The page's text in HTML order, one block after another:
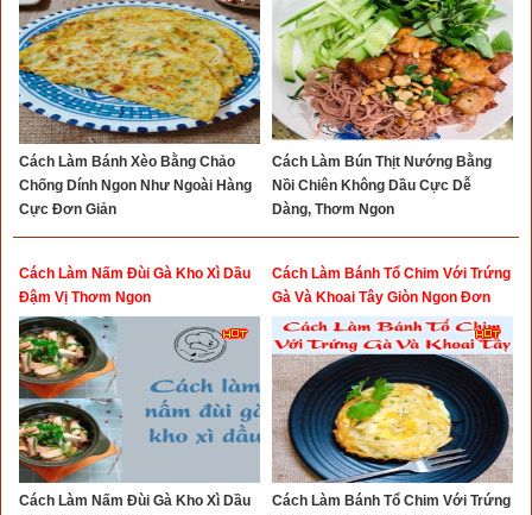
Cách Làm Bánh Xèo Bằng Chảo
Chống Dính Ngon Như Ngoài Hàng
Cực Đơn Giản
Cách Làm Bún Thịt Nướng Bằng
Nồi Chiên Không Dầu Cực Dễ
Dàng, Thơm Ngon
Cách Làm Nấm Đùi Gà Kho Xì Dầu
Đậm Vị Thơm Ngon
Cách Làm Nấm Đùi Gà Kho Xì Dầu
Cách Làm Bánh Tổ Chim Với Trứng
Gà Và Khoai Tây Giòn Ngon Đơn
Giản
Cách Làm Bánh Tổ Chim Với Trứng